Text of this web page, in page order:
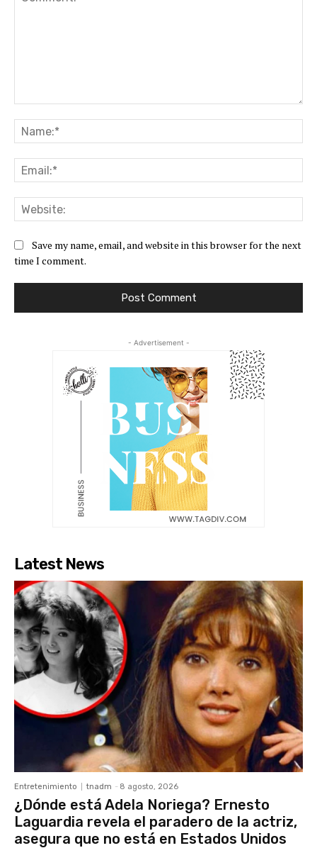
Save my name, email, and website in this browser for the next
time I comment.
- Advertisement -
Latest News
Entretenimiento tnadm - 8 agosto, 2026
¿Dónde está Adela Noriega? Ernesto
Laguardia revela el paradero de la actriz,
asegura que no está en Estados Unidos